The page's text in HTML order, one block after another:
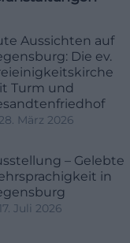
Aussichten auf
Die ev.
Turm und
28. März 2026
– Gelebte
in
Juli 2026